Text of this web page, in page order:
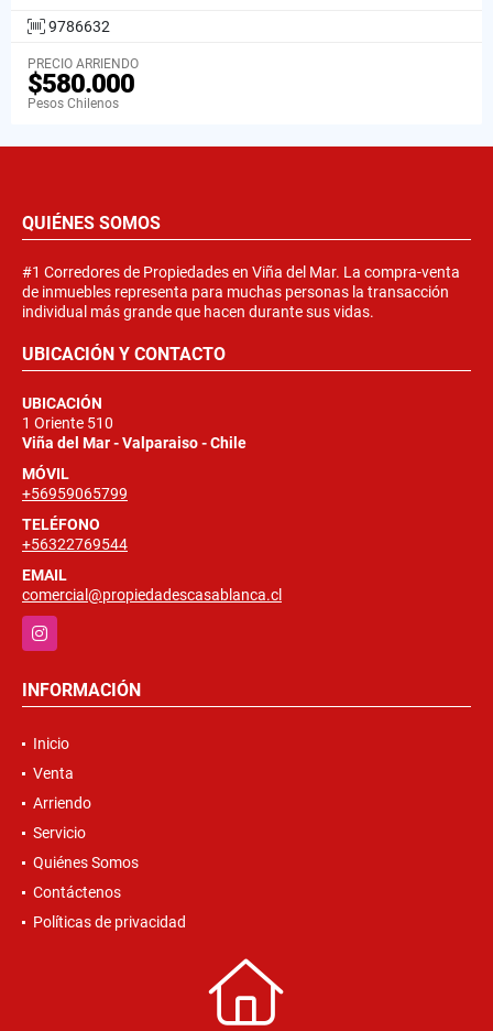
9786632
PRECIO ARRIENDO
$580.000
Pesos Chilenos
QUIÉNES SOMOS
#1 Corredores de Propiedades en Viña del Mar. La compra-venta
de inmuebles representa para muchas personas la transacción
individual más grande que hacen durante sus vidas.
UBICACIÓN Y CONTACTO
UBICACIÓN
1 Oriente 510
Viña del Mar - Valparaiso - Chile
MÓVIL
+56959065799
TELÉFONO
+56322769544
EMAIL
comercial@propiedadescasablanca.cl
Instagram
INFORMACIÓN
Inicio
Venta
Arriendo
Servicio
Quiénes Somos
Contáctenos
Políticas de privacidad